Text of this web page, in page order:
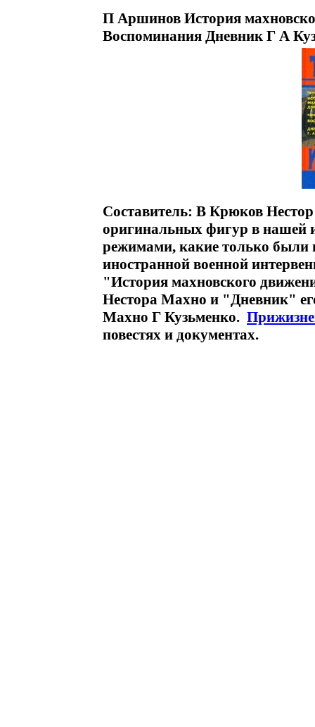
П Аршинов История
Воспоминания Дневник Г А
Составитель: В Крюков
оригинальных фигур в нашей
режимами, какие только были
иностранной военной
"История махновского
Нестора Махно и "Дневник"
Махно Г Кузьменко.
повестях и документах.